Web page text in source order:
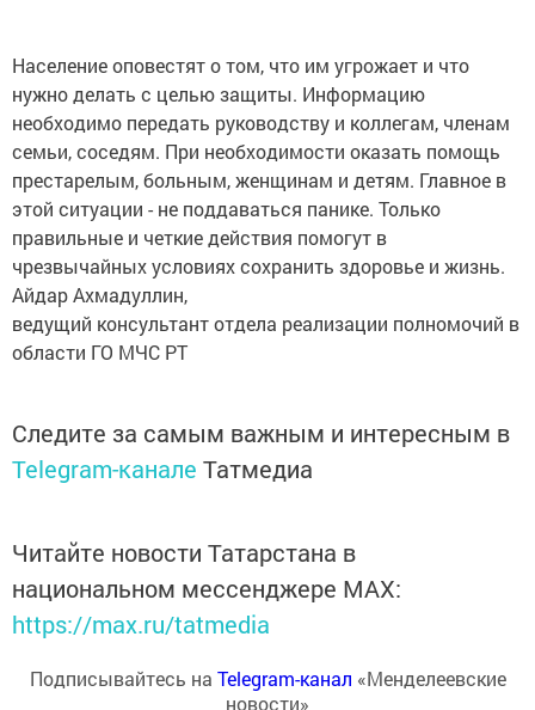
Население оповестят о том, что им угрожает и что
нужно делать с целью защиты. Информацию
необходимо передать руководству и коллегам, членам
семьи, соседям. При необходимости оказать помощь
престарелым, больным, женщинам и детям. Главное в
этой ситуации - не поддаваться панике. Только
правильные и четкие действия помогут в
чрезвычайных условиях сохранить здоровье и жизнь.
Айдар Ахмадуллин,
ведущий консультант отдела реализации полномочий в
области ГО МЧС РТ
Следите за самым важным и интересным в
Telegram-канале Татмедиа
Читайте новости Татарстана в
национальном мессенджере MАХ:
https://max.ru/tatmedia
Подписывайтесь на Telegram-канал «Менделеевские
новости»